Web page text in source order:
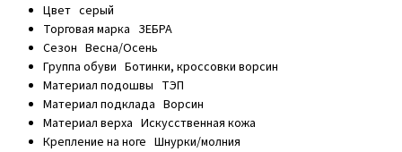
Цвет серый
Торговая марка ЗЕБРА
Сезон Весна/Осень
Группа обуви Ботинки, кроссовки ворсин
Материал подошвы ТЭП
Материал подклада Ворсин
Материал верха Искусственная кожа
Крепление на ноге Шнурки/молния